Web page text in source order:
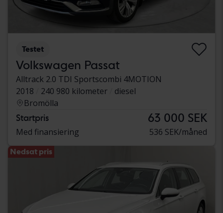
Testet
Volkswagen Passat
Alltrack 2.0 TDI Sportscombi 4MOTION
2018
240 980 kilometer
diesel
Bromölla
Startpris 63 000 SEK
Med finansiering 536 SEK/måned
Nedsat pris